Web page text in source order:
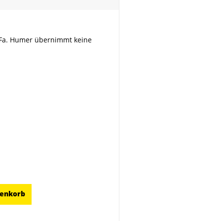
Humer übernimmt keine